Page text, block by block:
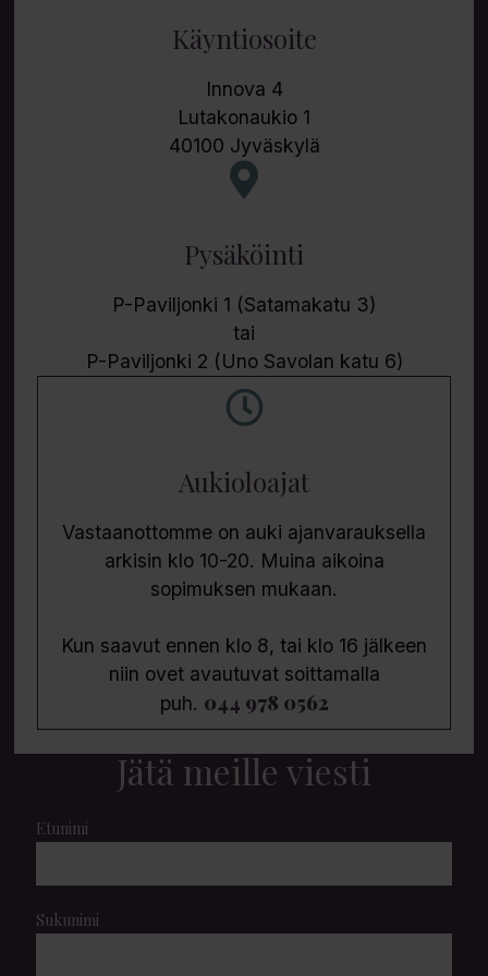
Käyntiosoite
Innova 4
Lutakonaukio 1
40100 Jyväskylä
Pysäköinti
P-Paviljonki 1 (Satamakatu 3)
tai
P-Paviljonki 2 (Uno Savolan katu 6)
Aukioloajat
Vastaanottomme on auki ajanvarauksella
arkisin klo 10-20. Muina aikoina
sopimuksen mukaan.
Kun saavut ennen klo 8, tai klo 16 jälkeen
niin ovet avautuvat soittamalla
puh. 044 978 0562
Jätä meille viesti
Etunimi
Sukunimi